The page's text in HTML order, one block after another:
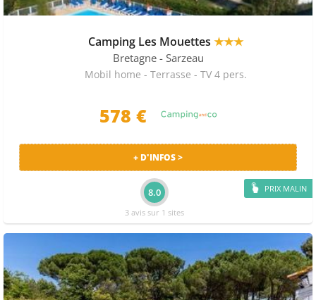
Camping Les Mouettes ★★★
Bretagne - Sarzeau
Mobil home - Terrasse - TV 4 pers.
578 €
PRIX MALIN
+ D'INFOS >
8.0
3 avis sur 1 sites